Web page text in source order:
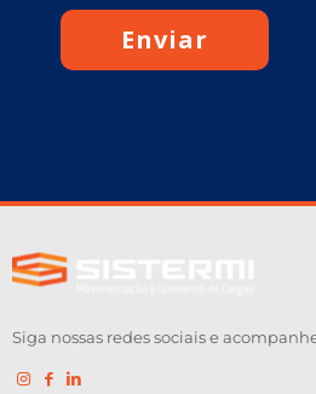
quando serão devidamente
Qualquer dúvida entre em
Encarregado de dados pelo
Siga nossas redes sociais e